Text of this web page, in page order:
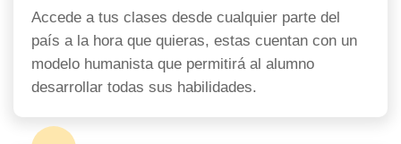
Accede a tus clases desde cualquier parte del
país a la hora que quieras, estas cuentan con un
modelo humanista que permitirá al alumno
desarrollar todas sus habilidades.